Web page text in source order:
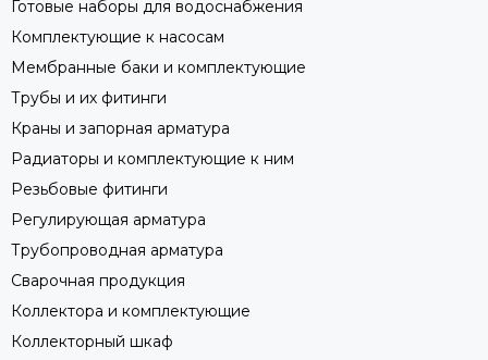
Готовые наборы для водоснабжения
Комплектующие к насосам
Мембранные баки и комплектующие
Трубы и их фитинги
Краны и запорная арматура
Радиаторы и комплектующие к ним
Резьбовые фитинги
Регулирующая арматура
Трубопроводная арматура
Сварочная продукция
Коллектора и комплектующие
Коллекторный шкаф